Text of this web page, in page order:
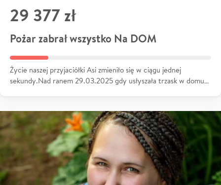
29 377 zł
Pożar zabrał wszystko Na DOM
Życie naszej przyjaciółki Asi zmieniło się w ciągu jednej
sekundy.Nad ranem 29.03.2025 gdy usłyszała trzask w domu…